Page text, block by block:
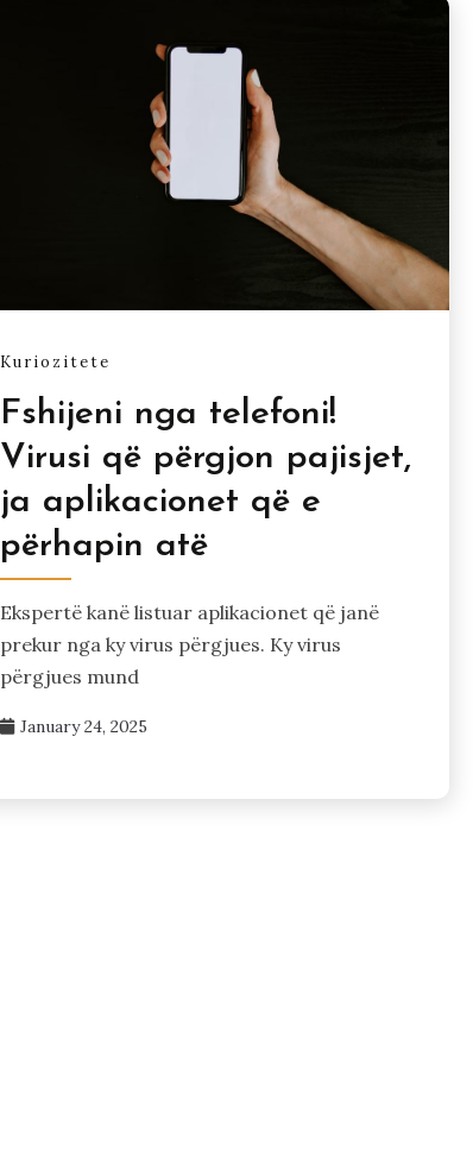
Kuriozitete
Fshijeni nga telefoni!
Virusi që përgjon pajisjet,
ja aplikacionet që e
përhapin atë
Ekspertë kanë listuar aplikacionet që janë
prekur nga ky virus përgjues. Ky virus
përgjues mund
January 24, 2025